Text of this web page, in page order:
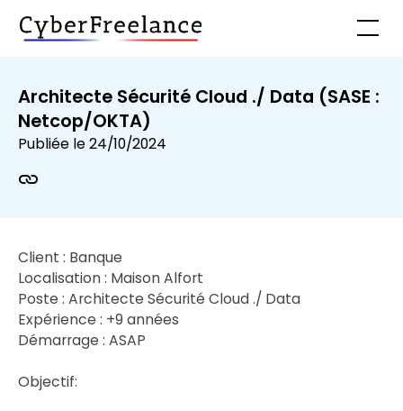
Architecte Sécurité Cloud ./ Data (SASE :
Netcop/OKTA)
Publiée le24/10/2024
Client : Banque
Localisation : Maison Alfort
Poste : Architecte Sécurité Cloud ./ Data
Expérience : +9 années
Démarrage : ASAP
Objectif: